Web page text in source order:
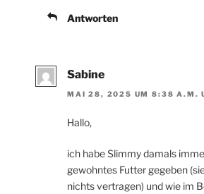
Antworten
Sabine
MAI 28, 2025 UM 8:38 A.M.
Hallo,
ich habe Slimmy damals
gewohntes Futter gegeben
nichts vertragen) und wie im